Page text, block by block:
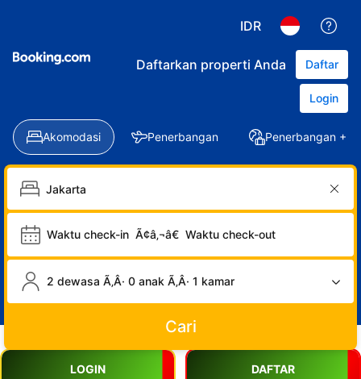
IDR
Daftarkan properti Anda Daftar
Login
Akomodasi Penerbangan Penerbangan +
Waktu check-in Ã¢â‚¬â€ Waktu check-out
2 dewasa Ã‚Â· 0 anak Ã‚Â· 1 kamar
Cari
LOGIN DAFTAR